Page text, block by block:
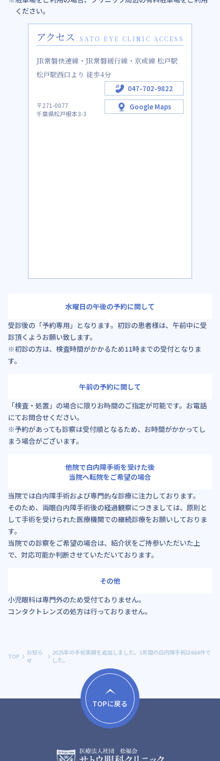
ください。
アクセス SATO EYE CLINIC ACCESS
JR常磐快速線・JR常磐緩行線・京成線 松戸駅
松戸駅西口より 徒歩4分
047-702-9822
Google Maps
〒271-0077
千葉県松戸根本3-3
水曜日の午後の予約に関して
受診後の「予約専用」となります。初診の患者様は、午前中に受
診頂くようお願い致します。
※初診の方は、検査時間がかかるため11時までの受付となりま
す。
午前の予約に関して
「検査・処置」の場合に限りお時間のご指定が可能です。お電話
にてお問合せください。
※予約があっても診察は受付順となるため、お時間がかかってし
まう場合がございます。
他院で白内障手術を受けた後
当院へ転院をご希望の場合
当院では白内障手術および専門的な診療に注力しております。
そのため、両眼白内障手術後の経過観察につきましては、原則と
して手術を受けられた医療機関での継続診療をお願いしておりま
す。
当院での診察をご希望の場合は、紹介状をご持参いただいた上
で、対応可能か判断させていただいております。
その他
小児眼科は専門外のため受付ておりません。
コンタクトレンズの処方は行っておりません。
TOP
お知ら
せ
2025年の手術実績を追加しました。1年間の白内障手術は664件で
した。
TOPに戻る